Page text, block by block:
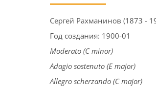
Сергей Рахманинов (1873 -
Год создания: 1900-01
Moderato (C minor)
Adagio sostenuto (E major)
Allegro scherzando (C major)